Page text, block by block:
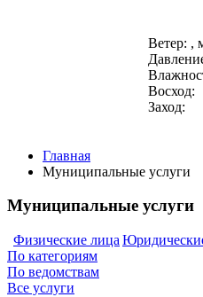
Ветер: ,
Восход:
Заход:
Главная
Муниципальные услуги
Муниципальные услуги
Физические лица
По категориям
По ведомствам
Все услуги